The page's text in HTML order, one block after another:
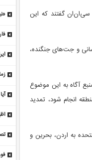
سی‌ان‌ان گفتند که این
و جت‌های جنگنده،
آگاه به این موضوع
انجام شود، تمدید
به اردن، بحرین و